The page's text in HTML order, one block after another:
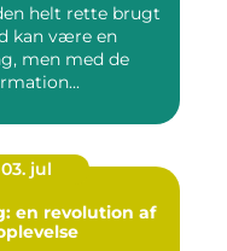
helt rette brugt
kan være en
men med de
03. jul
en revolution af